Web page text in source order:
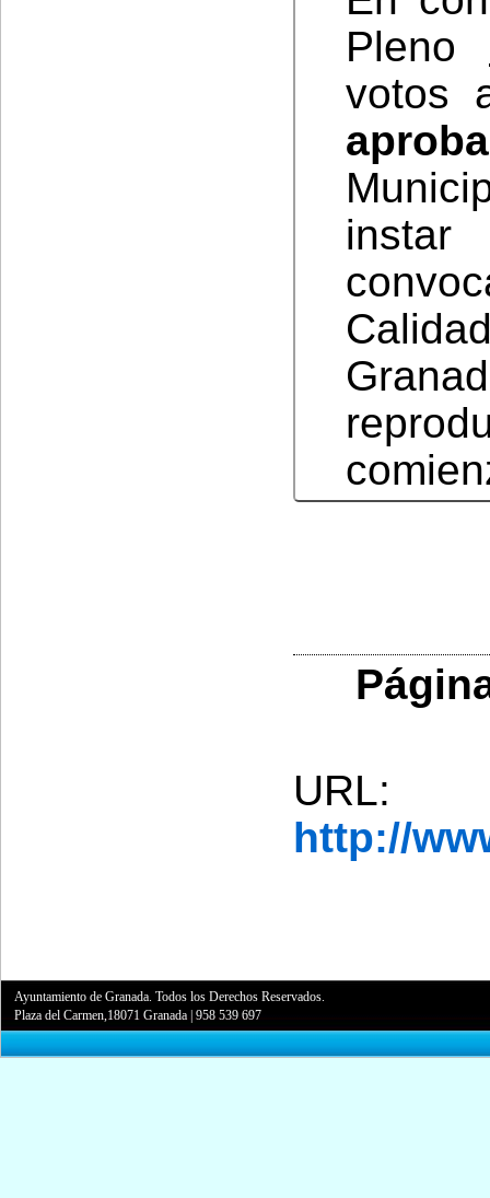
Pleno
votos
URL:
http://
Ayuntamiento de Granada. Todos los Derechos Reservados.
Plaza del Carmen,18071 Granada |958 539 697